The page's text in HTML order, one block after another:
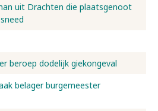
uit Drachten die plaatsgenoot
beroep dodelijk giekongeval
belager burgemeester